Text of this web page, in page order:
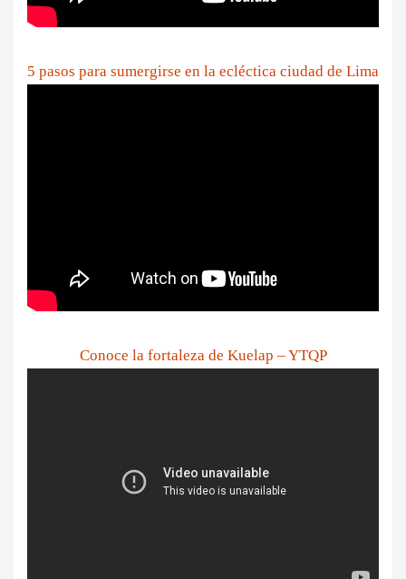
5 pasos para sumergirse en la ecléctica ciudad de Lima
Conoce la fortaleza de Kuelap – YTQP